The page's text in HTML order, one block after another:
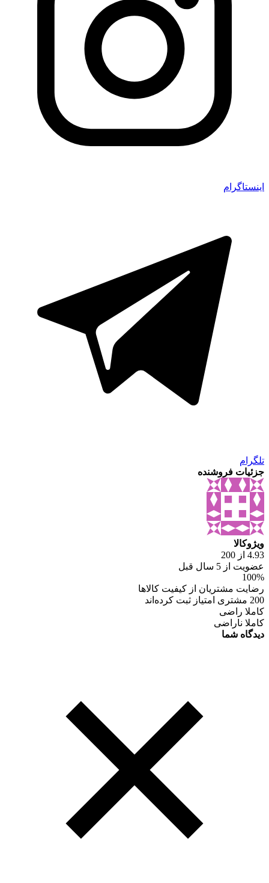
اینستاگرام
تلگرام
جزئیات فروشنده
ویژوکالا
4.93 از 200
عضویت از 5 سال قبل
100%
رضایت مشتریان از کیفیت کالاها
200 مشتری امتیاز ثبت کرده‌اند
کاملا راضی
کاملا ناراضی
دیدگاه شما